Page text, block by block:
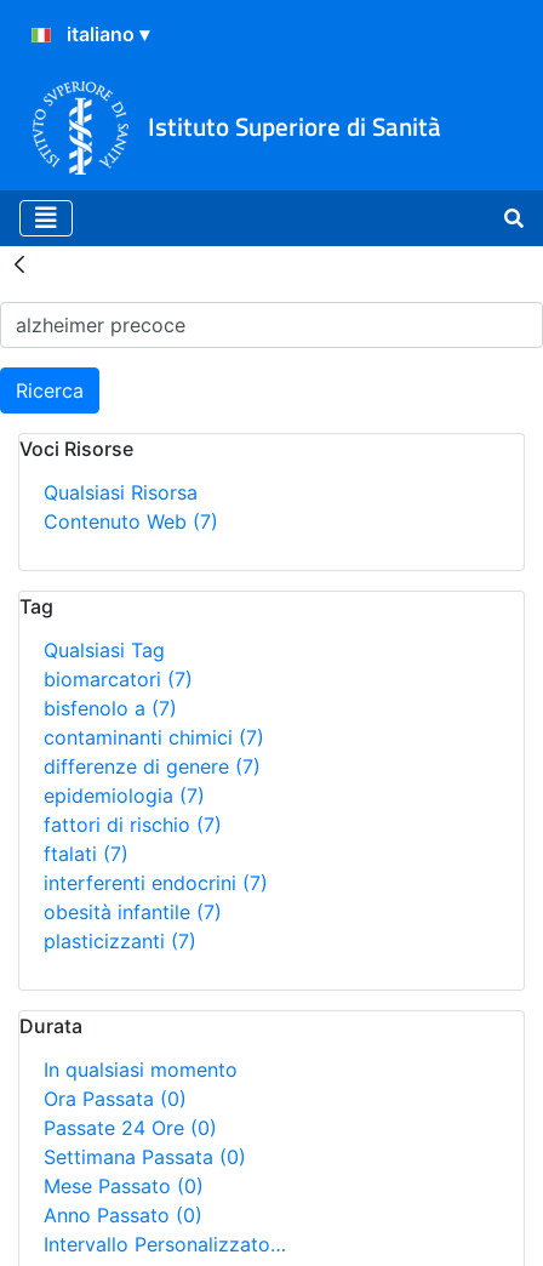
Istituto Superiore di Sanità
Risultati della Ricerca -
Ricerca
Voci Risorse
Qualsiasi Risorsa
Contenuto Web (7)
Tag
Qualsiasi Tag
biomarcatori (7)
bisfenolo a (7)
contaminanti chimici (7)
differenze di genere (7)
epidemiologia (7)
fattori di rischio (7)
ftalati (7)
interferenti endocrini (7)
obesità infantile (7)
plasticizzanti (7)
Durata
In qualsiasi momento
Ora Passata (0)
Passate 24 Ore (0)
Settimana Passata (0)
Mese Passato (0)
Anno Passato (0)
Intervallo Personalizzato…